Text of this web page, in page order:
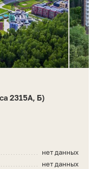
2315А, Б)
нет данных
нет данных